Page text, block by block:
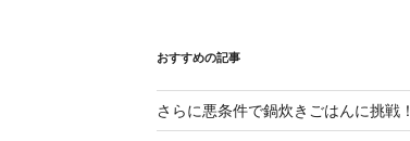
おすすめの記事
さらに悪条件で鍋炊きごはんに挑戦！